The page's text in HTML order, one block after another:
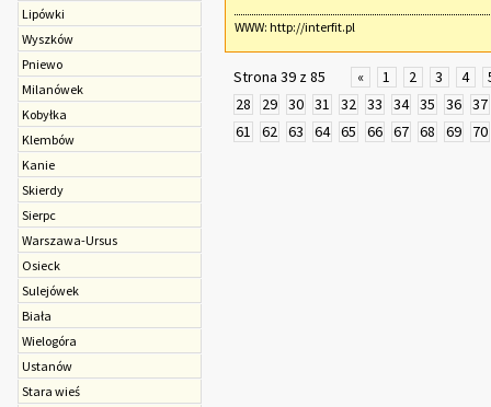
Lipówki
Wyszków
Pniewo
Milanówek
Kobyłka
Klembów
Kanie
Skierdy
Sierpc
Warszawa-Ursus
Osieck
Sulejówek
Biała
Wielogóra
Ustanów
Stara wieś
WWW: http://interfit.pl
Strona 39 z 85 « 1 2 3 4
28
29 30 31 32 33 34 35 36 37
61
62 63 64 65 66 67 68 69 70